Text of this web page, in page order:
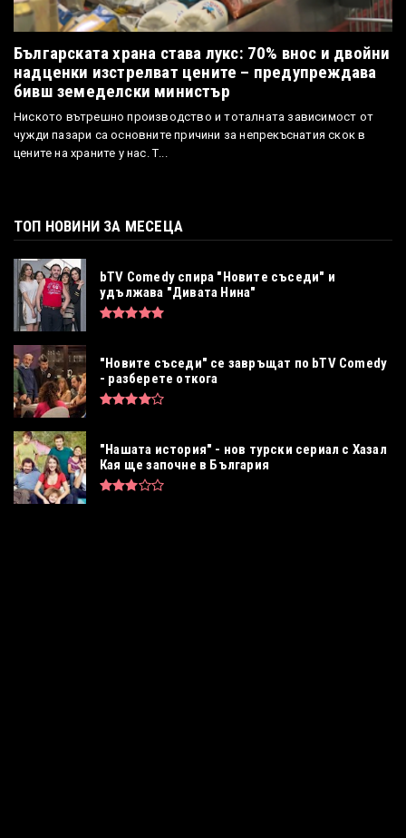
Българската храна става лукс: 70% внос и двойни
надценки изстрелват цените – предупреждава
бивш земеделски министър
Ниското вътрешно производство и тоталната зависимост от
чужди пазари са основните причини за непрекъснатия скок в
цените на храните у нас. Т...
ТОП НОВИНИ ЗА МЕСЕЦА
bTV Comedy спира "Новите съседи" и
удължава "Дивата Нина"
"Новите съседи" се завръщат по bTV Comedy
- разберете откога
"Нашата история" - нов турски сериал с Хазал
Кая ще започне в България